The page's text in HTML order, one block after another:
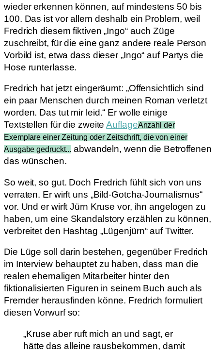
wieder erkennen können, auf mindestens 50 bis
100. Das ist vor allem deshalb ein Problem, weil
Fredrich diesem fiktiven „Ingo“ auch Züge
zuschreibt, für die eine ganz andere reale Person
Vorbild ist, etwa dass dieser „Ingo“ auf Partys die
Hose runterlasse.
Fredrich hat jetzt eingeräumt: „Offensichtlich sind
ein paar Menschen durch meinen Roman verletzt
worden. Das tut mir leid.“ Er wolle einige
Textstellen für die zweiteAuflageAnzahl der
Exemplare einer Zeitung oder Zeitschrift, die von einer
Ausgabe gedruckt... abwandeln, wenn die Betroffenen
das wünschen.
So weit, so gut. Doch Fredrich fühlt sich von uns
verraten. Er wirft uns „Bild-Gotcha-Journalismus“
vor. Und er wirft Jürn Kruse vor, ihn angelogen zu
haben, um eine Skandalstory erzählen zu können,
verbreitet den Hashtag „Lügenjürn“ auf Twitter.
Die Lüge soll darin bestehen, gegenüber Fredrich
im Interview behauptet zu haben, dass man die
realen ehemaligen Mitarbeiter hinter den
fiktionalisierten Figuren in seinem Buch auch als
Fremder herausfinden könne. Fredrich formuliert
diesen Vorwurf so:
„Kruse aber ruft mich an und sagt, er
hätte das alleine rausbekommen, damit